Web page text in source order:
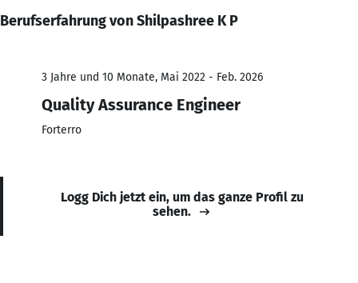
Berufserfahrung von Shilpashree K P
3 Jahre und 10 Monate, Mai 2022 - Feb. 2026
Quality Assurance Engineer
Forterro
Logg Dich jetzt ein, um das ganze Profil zu
sehen.